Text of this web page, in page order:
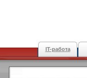
IT-работа